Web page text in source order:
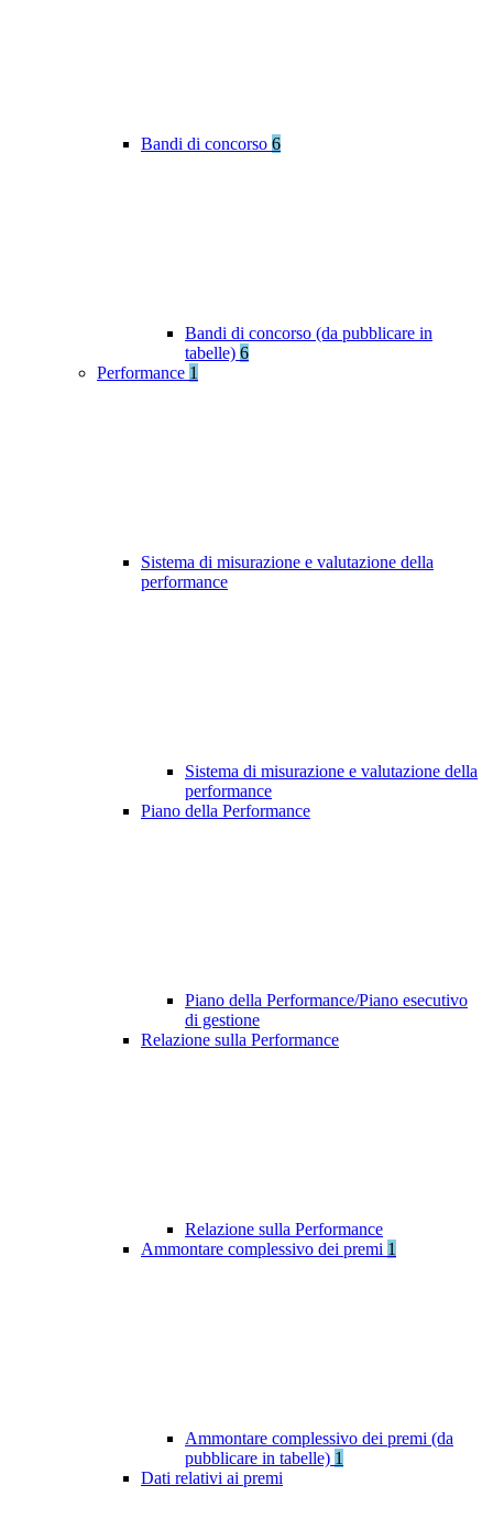
Bandi di concorso 6
Bandi di concorso (da pubblicare in
tabelle) 6
Performance 1
Sistema di misurazione e valutazione della
performance
Sistema di misurazione e valutazione della
performance
Piano della Performance
Piano della Performance/Piano esecutivo
di gestione
Relazione sulla Performance
Relazione sulla Performance
Ammontare complessivo dei premi 1
Ammontare complessivo dei premi (da
pubblicare in tabelle) 1
Dati relativi ai premi